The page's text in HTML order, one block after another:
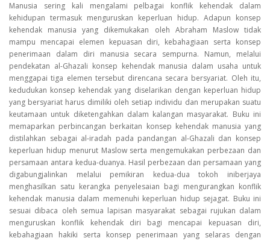
Manusia sering kali mengalami pelbagai konflik kehendak dalam
kehidupan termasuk menguruskan keperluan hidup. Adapun konsep
kehendak manusia yang dikemukakan oleh Abraham Maslow tidak
mampu mencapai elemen kepuasan diri, kebahagiaan serta konsep
penerimaan dalam diri manusia secara sempurna. Namun, melalui
pendekatan al-Ghazali konsep kehendak manusia dalam usaha untuk
menggapai tiga elemen tersebut direncana secara bersyariat. Oleh itu,
kedudukan konsep kehendak yang diselarikan dengan keperluan hidup
yang bersyariat harus dimiliki oleh setiap individu dan merupakan suatu
keutamaan untuk diketengahkan dalam kalangan masyarakat. Buku ini
memaparkan perbincangan berkaitan konsep kehendak manusia yang
distilahkan sebagai al-iradah pada pandangan al-Ghazali dan konsep
keperluan hidup menurut Maslow serta mengemukakan perbezaan dan
persamaan antara kedua-duanya. Hasil perbezaan dan persamaan yang
digabungjalinkan melalui pemikiran kedua-dua tokoh iniberjaya
menghasilkan satu kerangka penyelesaian bagi mengurangkan konflik
kehendak manusia dalam memenuhi keperluan hidup sejagat. Buku ini
sesuai dibaca oleh semua lapisan masyarakat sebagai rujukan dalam
menguruskan konflik kehendak diri bagi mencapai kepuasan diri,
kebahagiaan hakiki serta konsep penerimaan yang selaras dengan